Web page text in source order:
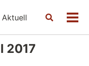
Aktuell
Toggle
2017